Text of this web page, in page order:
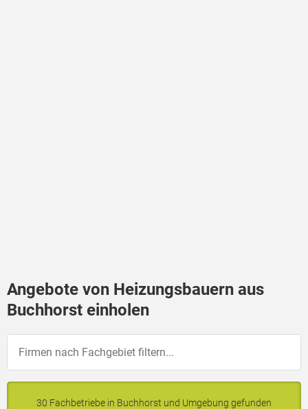
Angebote von Heizungsbauern aus
Buchhorst einholen
30 Fachbetriebe in Buchhorst und Umgebung gefunden